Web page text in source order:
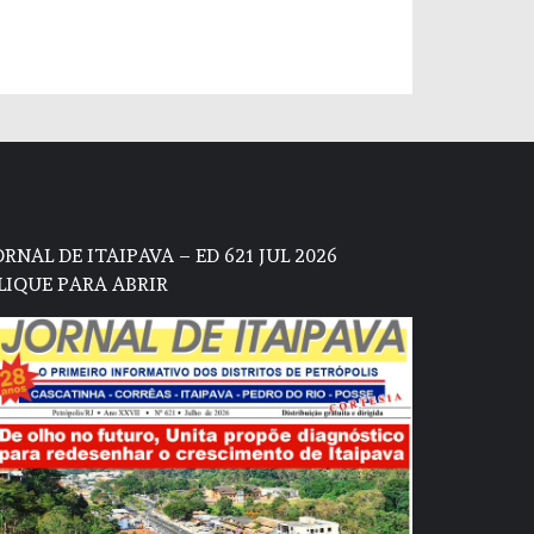
DE ITAIPAVA – ED 621 JUL 2026
PARA ABRIR